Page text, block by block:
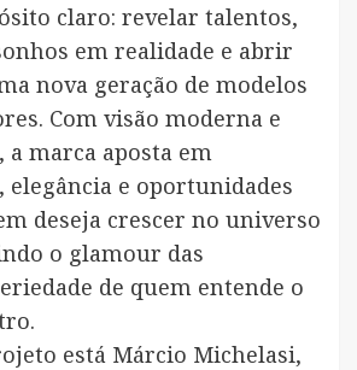
claro: revelar talentos,
em realidade e abrir
nova geração de modelos
Com visão moderna e
marca aposta em
elegância e oportunidades
deseja crescer no universo
o glamour das
de quem entende o
está Márcio Michelasi,